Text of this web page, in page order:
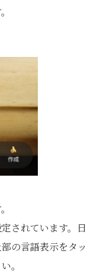
されています。日
の言語表示をタッ
。